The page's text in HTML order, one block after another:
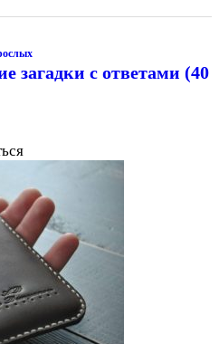
загадки с ответами (40